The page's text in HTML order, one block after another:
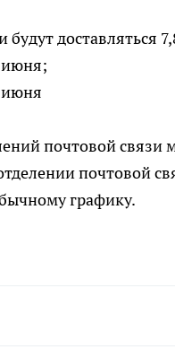
будут доставляться
июня;
июня
почтовой связи
почтовой
графику.